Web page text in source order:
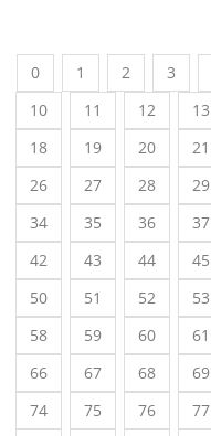
0 1 2 3
10
11 12 13
18
19 20 21
26
27 28 29
34
35 36 37
42
43 44 45
50
51 52 53
58
59 60 61
66
67 68 69
74
75 76 77